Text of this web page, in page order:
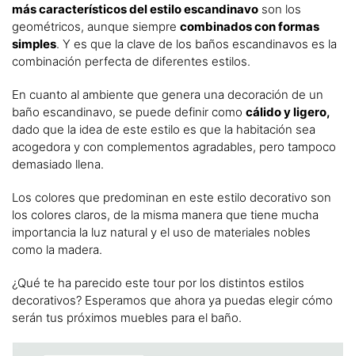
más característicos del estilo escandinavo son los
geométricos, aunque siempre combinados con formas
simples. Y es que la clave de los baños escandinavos es la
combinación perfecta de diferentes estilos.
En cuanto al ambiente que genera una decoración de un
baño escandinavo, se puede definir como cálido y ligero,
dado que la idea de este estilo es que la habitación sea
acogedora y con complementos agradables, pero tampoco
demasiado llena.
Los colores que predominan en este estilo decorativo son
los colores claros, de la misma manera que tiene mucha
importancia la luz natural y el uso de materiales nobles
como la madera.
¿Qué te ha parecido este tour por los distintos estilos
decorativos? Esperamos que ahora ya puedas elegir cómo
serán tus próximos muebles para el baño.